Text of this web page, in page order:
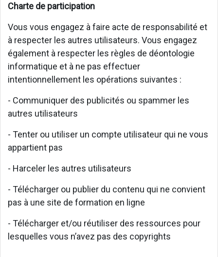
Charte de participation
Vous vous engagez à faire acte de responsabilité et
à respecter les autres utilisateurs. Vous engagez
également à respecter les règles de déontologie
informatique et à ne pas effectuer
intentionnellement les opérations suivantes :
- Communiquer des publicités ou spammer les
autres utilisateurs
- Tenter ou utiliser un compte utilisateur qui ne vous
appartient pas
- Harceler les autres utilisateurs
- Télécharger ou publier du contenu qui ne convient
pas à une site de formation en ligne
- Télécharger et/ou réutiliser des ressources pour
lesquelles vous n’avez pas des copyrights